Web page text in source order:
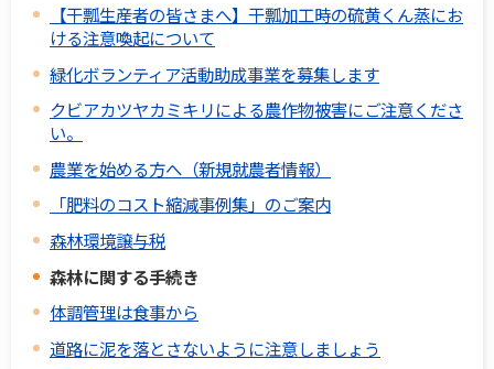
【干瓢生産者の皆さまへ】干瓢加工時の硫黄くん蒸にお
ける注意喚起について
緑化ボランティア活動助成事業を募集します
クビアカツヤカミキリによる農作物被害にご注意くださ
い。
農業を始める方へ（新規就農者情報）
「肥料のコスト縮減事例集」のご案内
森林環境譲与税
森林に関する手続き
体調管理は食事から
道路に泥を落とさないように注意しましょう